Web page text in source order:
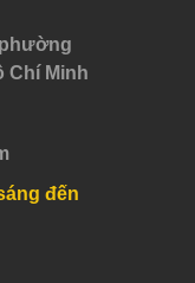
Chí Minh
đến